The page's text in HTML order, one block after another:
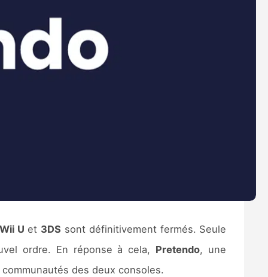
Wii U et 3DS sont définitivement fermés. Seule
ordre. En réponse à cela, Pretendo, une
des deux consoles.